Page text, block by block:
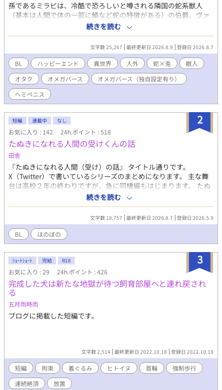
孫であるミラビは、冷酷で恐ろしいと噂される隣国の蛇系獣人
（基本は人間で体の一部に鱗など蛇の特徴がある）の伯爵、ヴァ
ルテシュラとの縁談を持ちかけられる。数が少ない蛇系のアルフ
ァである伯爵は、世継ぎのために多産な「オメガの兎」を欲して
いるという。 国益のため、愛のない政略結婚。しかも「兎」の獣
人にとって恐ろしく感じる「蛇」なんて…………大・歓・迎！ 実
はミラビは大の蛇マニア！ 喜んで伯爵へ嫁ぐことに。繁殖のため
の道具扱いでもなんでもOK！毎日蛇系獣人と一緒で楽しい！ ハッ
ピー！ しかも、最初は「蛇だから好き」だったのに、だんだん伯
爵本人も素敵な人だとわかって、とにかくハッピー！ 一方伯爵は
生まれてからずっと嫌われ続けてきたため、ミラビが楽しそうに
て…… 【嫌われ者の執着溺愛な蛇アルファ】×【かわいい蛇マニ
ア兎オメガ】のハイテンションハートフルBLです。 ※本編完結ま
で毎日2回更新します。（14話までは1日4～5回更新） ※Rシーン
には「★」つけています。 ※オメガバースに独自設定を含みま
す。 ※作中に蛇の飼育・生態に関する描写が出てきますが、あく
まで異世界に生息する蛇ということでご理解ください。特に温度
管理についてはヒーターが存在しない異世界独自の対策なので、
現代では専用ヒーターで快適な空間を作るようにお願いします。
続きを読む
文字数 25,267 最終更新日 2026.8.9 登録日 2026.8.7
BL ハッピーエンド 異世界 人外 蛇×兎
獣人
オタク
オメガバース
オメガバース（独自設定有り）
ヘミペニス
2
短編 連載中 なし
お気に入り : 142 24h.ポイント : 518
たぬきになれる人間の受けくんの話
田舎
『たぬきになれる人間（受け）の話』 タイトル通りです。
X（Twitter）で書いているシリーズのまとめになります。 主な舞
台は高校２年の終わりですが、急に同棲編もはじまります。 たぬ
きになれる人間の受け：絹滝 橙里（きぬたき とおり） 飼育員と
周りに呼ばれている攻め：宮藤 拓真（くどうたくま） 先祖返りで
「たぬき」になれる受けくんと思ってください。 ※中の人はたぬ
きについての知識はゼロです。広い心でみてください。
続きを読む
文字数 18,757 最終更新日 2026.8.7 登録日 2026.5.9
BL ほのぼの
3
ｼｮｰﾄｼｮｰﾄ 完結 R18
お気に入り : 29 24h.ポイント : 426
完成した犬は新たな地獄が待つ飼育部屋へと連れ戻され
る
五月雨時雨
ブログに掲載した短編です。
文字数 2,514 最終更新日 2022.10.18 登録日 2022.10.18
短編 拘束 着ぐるみ ヒトイヌ 首輪
強制歩行
連続絶頂
放置